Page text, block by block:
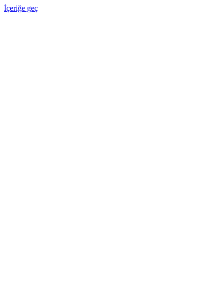
İçeriğe geç